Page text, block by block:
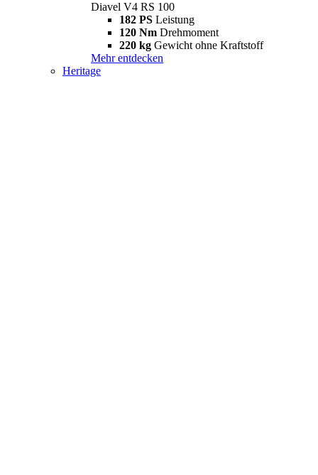
Diavel V4 RS 100
182 PS Leistung
120 Nm Drehmoment
220 kg Gewicht ohne Kraftstoff
Mehr entdecken
Heritage